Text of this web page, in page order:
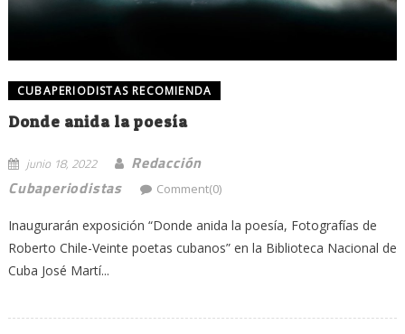
CUBAPERIODISTAS RECOMIENDA
Donde anida la poesía
junio 18, 2022
Redacción
Cubaperiodistas
Comment(0)
Inaugurarán exposición “Donde anida la poesía, Fotografías de
Roberto Chile-Veinte poetas cubanos” en la Biblioteca Nacional de
Cuba José Martí...